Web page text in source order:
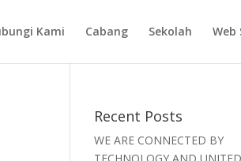
Kami Cabang Sekolah Web
Recent Posts
WE ARE CONNECTED BY